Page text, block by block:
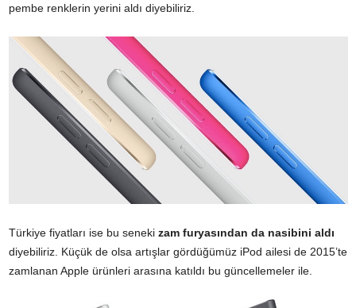
pembe renklerin yerini aldı diyebiliriz.
Türkiye fiyatları ise bu seneki zam furyasından da nasibini aldı
diyebiliriz. Küçük de olsa artışlar gördüğümüz iPod ailesi de 2015’te
zamlanan Apple ürünleri arasına katıldı bu güncellemeler ile.